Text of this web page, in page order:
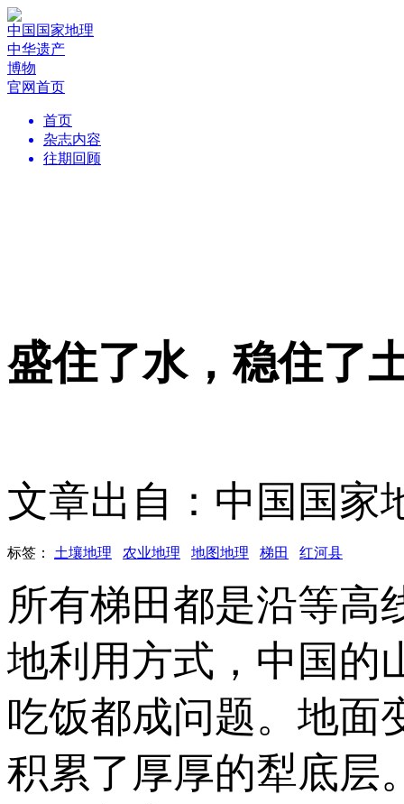
中国国家地理
中华遗产
博物
官网首页
首页
杂志内容
往期回顾
盛住了水，稳住了
文章出自：中国国家
标签： 土壤地理 农业地理 地图地理 梯田 红河县
所有梯田都是沿等高
地利用方式，中国的
吃饭都成问题。地面
积累了厚厚的犁底层